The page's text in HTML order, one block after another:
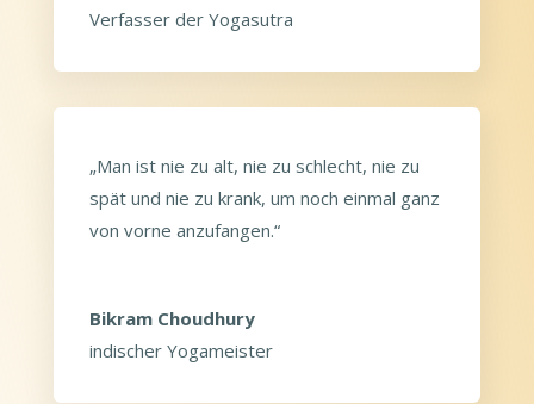
Verfasser der Yogasutra
„Man ist nie zu alt, nie zu schlecht, nie zu
spät und nie zu krank, um noch einmal ganz
von vorne anzufangen.“
Bikram Choudhury
indischer Yogameister